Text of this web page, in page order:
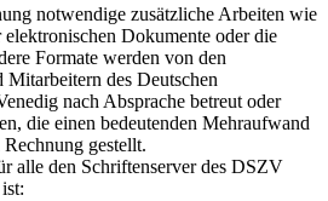
notwendige zusätzliche Arbeiten wie
Dokumente oder die
Formate werden von den
des Deutschen
nach Absprache betreut oder
die einen bedeutenden Mehraufwand
gestellt.
alle den Schriftenserver des DSZV